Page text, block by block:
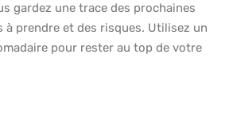
gardez une trace des prochaines
à prendre et des risques. Utilisez un
pour rester au top de votre